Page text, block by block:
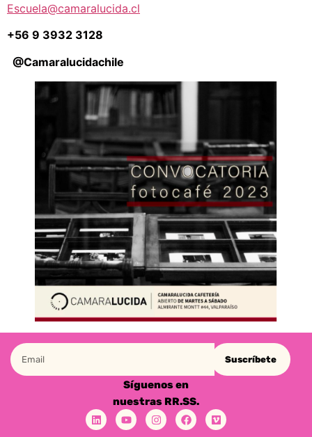
Escuela@camaralucida.cl
+56 9 3932 3128
@Camaralucidachile
Suscríbete
Síguenos en
nuestras RR.SS.